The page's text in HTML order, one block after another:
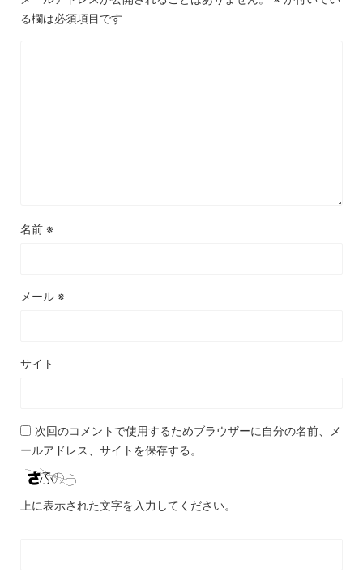
る欄は必須項目です
名前 ※
メール ※
サイト
次回のコメントで使用するためブラウザーに自分の名前、メ
ールアドレス、サイトを保存する。
上に表示された文字を入力してください。